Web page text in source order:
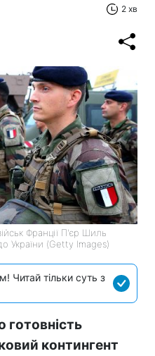
2 хв
Франції П'єр Шиль
України (Getty Images)
Читай тільки суть з
готовність
контингент